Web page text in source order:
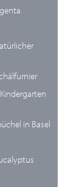
in Basel